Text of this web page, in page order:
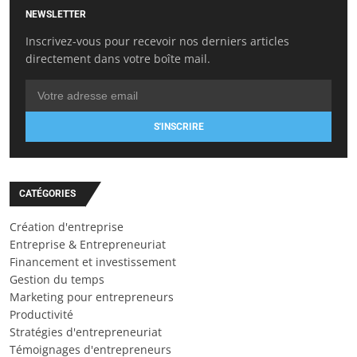
NEWSLETTER
Inscrivez-vous pour recevoir nos derniers articles
directement dans votre boîte mail.
S'INSCRIRE
CATÉGORIES
Création d'entreprise
Entreprise & Entrepreneuriat
Financement et investissement
Gestion du temps
Marketing pour entrepreneurs
Productivité
Stratégies d'entrepreneuriat
Témoignages d'entrepreneurs